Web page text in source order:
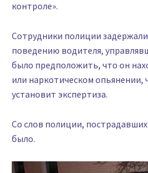
контроле».
Сотрудники полиции
поведению водителя,
было предположить, что он
или наркотическом опьянении,
установит экспертиза.
Со слов полиции,
было.